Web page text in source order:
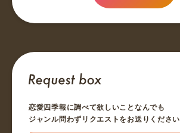
恋愛四季報に調べて欲しいことなんでも
ジャンル問わずリクエストをお送りください